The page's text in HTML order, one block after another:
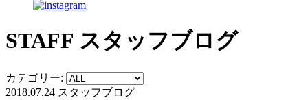
STAFF スタッフブログ
カテゴリー:
2018.07.24 スタッフブログ